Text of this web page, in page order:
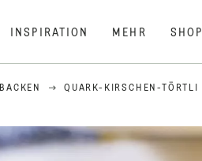
INSPIRATION MEHR SHOP
BACKEN QUARK-KIRSCHEN-TÖRTLI